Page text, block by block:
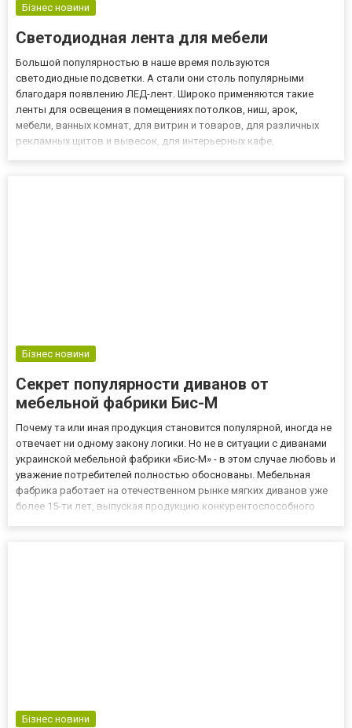
Бізнес новини
Светодиодная лента для мебели
Большой популярностью в наше время пользуются
светодиодные подсветки. А стали они столь популярными
благодаря появлению ЛЕД-лент. Широко применяются такие
ленты для освещения в помещениях потолков, ниш, арок,
мебели, ванных комнат, для витрин и товаров, для различных
рекламных щитов и вывесок, для интерьерных кафе,
Бізнес новини
Секрет популярности диванов от
мебельной фабрики Бис-М
Почему та или иная продукция становится популярной, иногда не
отвечает ни одному закону логики. Но не в ситуации с диванами
украинской мебельной фабрики «Бис-М» - в этом случае любовь и
уважение потребителей полностью обоснованы. Мебельная
фабрика работает на отечественном рынке мягких диванов уже
более 15-ти лет, выпуская продукцию конкурентоспособного
Бізнес новини